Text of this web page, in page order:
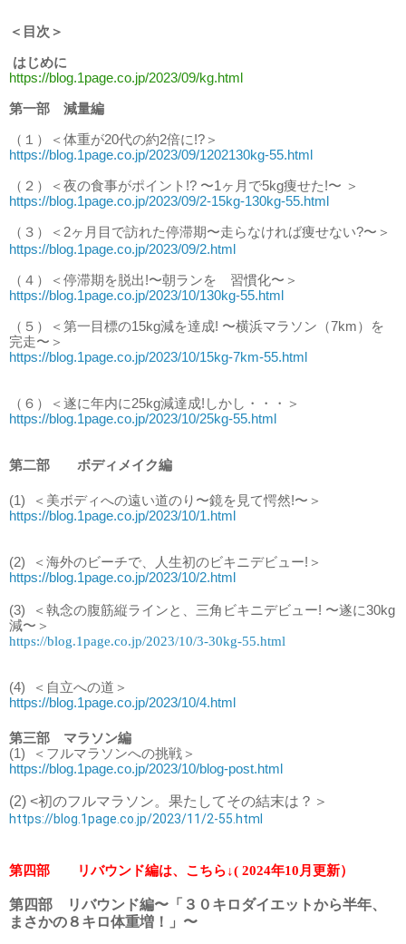
＜目次＞
はじめに
https://blog.1page.co.jp/2023/09/kg.html
第一部 減量編
（１）＜体重が20代の約2倍に!?＞
https://blog.1page.co.jp/2023/09/1202130kg-55.html
（２）＜夜の食事がポイント!? 〜1ヶ月で5kg痩せた!〜 ＞
https://blog.1page.co.jp/2023/09/2-15kg-130kg-55.html
（３）＜2ヶ月目で訪れた停滞期〜走らなければ痩せない?〜＞
https://blog.1page.co.jp/2023/09/2.html
（４）＜停滞期を脱出!〜朝ランを 習慣化〜＞
https://blog.1page.co.jp/2023/10/130kg-55.html
（５）＜第一目標の15kg減を達成! 〜横浜マラソン（7km）を
完走〜＞
https://blog.1page.co.jp/2023/10/15kg-7km-55.html
（６）＜遂に年内に25kg減達成!しかし・・・＞
https://blog.1page.co.jp/2023/10/25kg-55.html
第二部 ボディメイク編
(1)
＜美ボディへの遠い道のり〜鏡を見て愕然!〜＞
https://blog.1page.co.jp/2023/10/1.html
(2)
＜海外のビーチで、人生初のビキニデビュー!＞
https://blog.1page.co.jp/2023/10/2.html
(3)
＜執念の腹筋縦ラインと、三角ビキニデビュー! 〜遂に30kg
減〜＞
https://blog.1page.co.jp/2023/10/3-30kg-55.html
(4)
＜自立への道＞
https://blog.1page.co.jp/2023/10/4.html
第三部 マラソン編
(1)
＜フルマラソンへの挑戦＞
https://blog.1page.co.jp/2023/10/blog-post.html
(2) <初のフルマラソン。果たしてその結末は？＞
https://blog.1page.co.jp/2023/11/2-55.html
第四部 リバウンド編は、こちら↓( 2024年10月更新）
第四部 リバウンド編〜「３０キロダイエットから半年、
まさかの８キロ体重増！」〜